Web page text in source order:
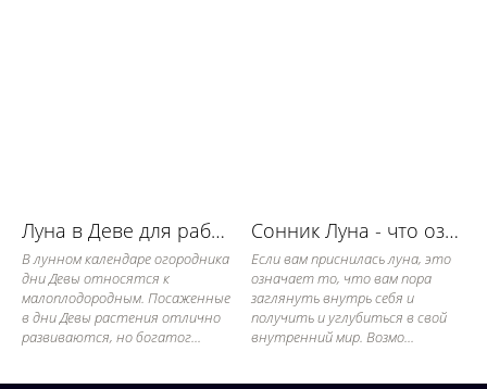
Луна в Деве для работы в огороде
В лунном календаре огородника
дни Девы относятся к
малоплодородным. Посаженные
в дни Девы растения отлично
развиваются, но богатог...
Сонник Луна - что означает если приснилась Луна?
Если вам приснилась луна, это
означает то, что вам пора
заглянуть внутрь себя и
получить и углубиться в свой
внутренний мир. Возмо...